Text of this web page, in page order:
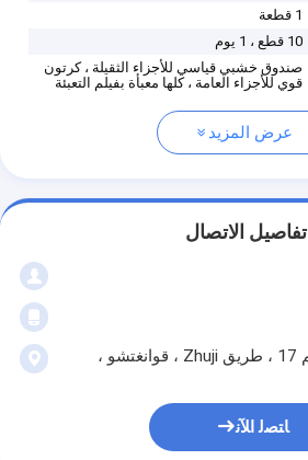
1 قطعة
10 قطع ، 1 يوم
صندوق خشبي قياسي للأجزاء الثقيلة ، كرتون
قوي للأجزاء العامة ، كلها معبأة بفيلم التعبئة
عرض المزيد
تفاصيل الاتصال
غرفة 509 ، بلوك A ، رقم 17 ، طريق Zhuji ، قوانغتشو ،
ﺎﺘﺼﻟ ﺍﻶﻧ